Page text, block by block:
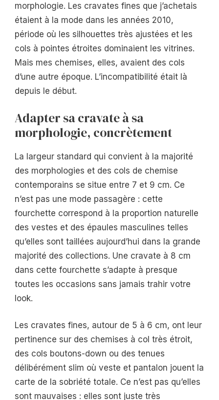
morphologie. Les cravates fines que j’achetais
étaient à la mode dans les années 2010,
période où les silhouettes très ajustées et les
cols à pointes étroites dominaient les vitrines.
Mais mes chemises, elles, avaient des cols
d’une autre époque. L’incompatibilité était là
depuis le début.
Adapter sa cravate à sa
morphologie, concrètement
La largeur standard qui convient à la majorité
des morphologies et des cols de chemise
contemporains se situe entre 7 et 9 cm. Ce
n’est pas une mode passagère : cette
fourchette correspond à la proportion naturelle
des vestes et des épaules masculines telles
qu’elles sont taillées aujourd’hui dans la grande
majorité des collections. Une cravate à 8 cm
dans cette fourchette s’adapte à presque
toutes les occasions sans jamais trahir votre
look.
Les cravates fines, autour de 5 à 6 cm, ont leur
pertinence sur des chemises à col très étroit,
des cols boutons-down ou des tenues
délibérément slim où veste et pantalon jouent la
carte de la sobriété totale. Ce n’est pas qu’elles
sont mauvaises : elles sont juste très